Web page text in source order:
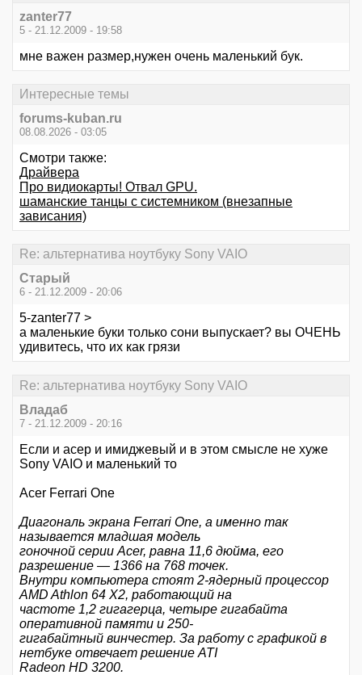
zanter77
5 - 21.12.2009 - 19:58
мне важен размер,нужен очень маленький бук.
Интересные темы
forums-kuban.ru
08.08.2026 - 03:05
Смотри также:
Драйвера
Про видиокарты! Отвал GPU.
шаманские танцы с системником (внезапные
зависания)
Re: альтернатива ноутбуку Sony VAIO
Старый
6 - 21.12.2009 - 20:06
5-zanter77 >
а маленькие буки только сони выпускает? вы ОЧЕНЬ
удивитесь, что их как грязи
Re: альтернатива ноутбуку Sony VAIO
Владаб
7 - 21.12.2009 - 20:16
Если и асер и имиджевый и в этом смысле не хуже
Sony VAIO и маленький то
Acer Ferrari One
Диагональ экрана Ferrari One, а именно так
называется младшая модель
гоночной серии Acer, равна 11,6 дюйма, его
разрешение — 1366 на 768 точек.
Внутри компьютера стоят 2-ядерный процессор
AMD Athlon 64 X2, работающий на
частоте 1,2 гигагерца, четыре гигабайта
оперативной памяти и 250-
гигабайтный винчестер. За работу с графикой в
нетбуке отвечает решение ATI
Radeon HD 3200.